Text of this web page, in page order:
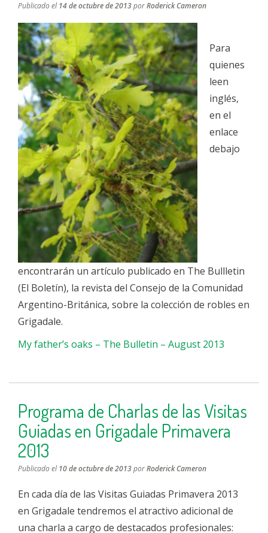
Publicado el 14 de octubre de 2013porRoderick Cameron
Para
quienes
leen
inglés,
en el
enlace
debajo
encontrarán un artículo publicado en The Bullletin
(El Boletín), la revista del Consejo de la Comunidad
Argentino-Británica, sobre la colección de robles en
Grigadale.
My father’s oaks – The Bulletin – August 2013
Programa de Charlas de las Visitas
Guiadas en Grigadale Primavera
2013
Publicado el 10 de octubre de 2013porRoderick Cameron
En cada día de las Visitas Guiadas Primavera 2013
en Grigadale tendremos el atractivo adicional de
una charla a cargo de destacados profesionales: